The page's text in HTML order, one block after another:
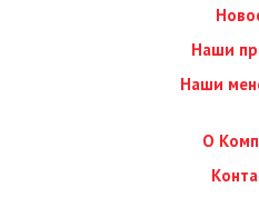
Наши
Наши
О